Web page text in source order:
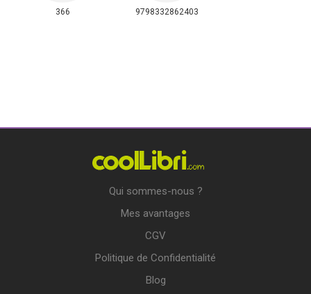
366 9798332862403
Qui sommes-nous ?
Mes avantages
CGV
Politique de Confidentialité
Blog